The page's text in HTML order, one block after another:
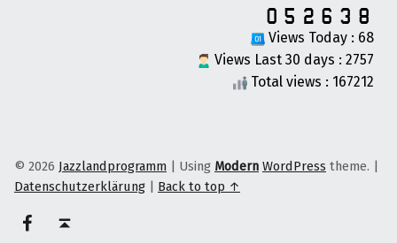
Views Today : 68
Views Last 30 days : 2757
Total views : 167212
© 2026 Jazzlandprogramm | Using Modern WordPress theme. |
Datenschutzerklärung | Back to top ↑